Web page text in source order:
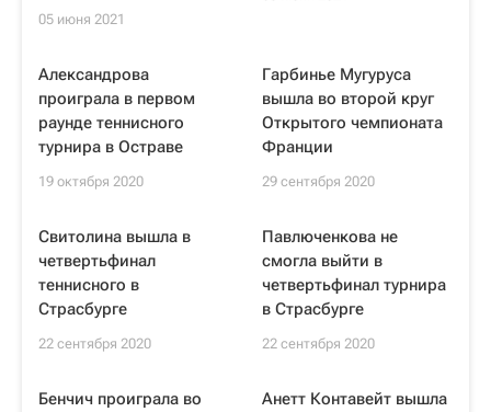
05 июня 2021
Александрова
проиграла в первом
раунде теннисного
турнира в Остраве
19 октября 2020
Гарбинье Мугуруса
вышла во второй круг
Открытого чемпионата
Франции
29 сентября 2020
Свитолина вышла в
четвертьфинал
теннисного в
Страсбурге
22 сентября 2020
Павлюченкова не
смогла выйти в
четвертьфинал турнира
в Страсбурге
22 сентября 2020
Бенчич проиграла во
Анетт Контавейт вышла